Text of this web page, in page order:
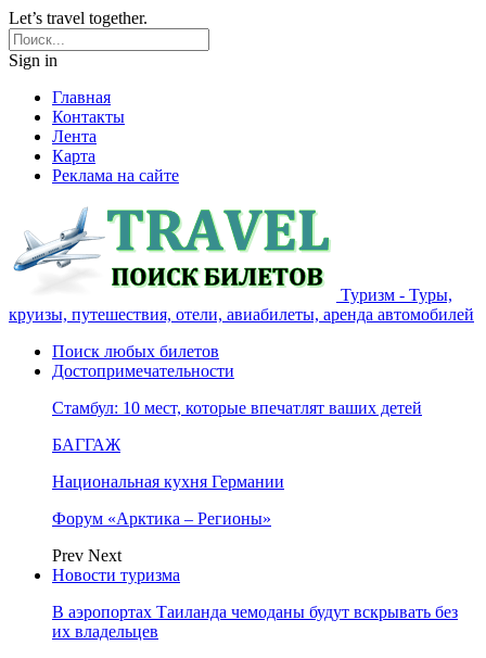
Let’s travel together.
Sign in
Главная
Контакты
Лента
Карта
Реклама на сайте
Туризм - Туры,
круизы, путешествия, отели, авиабилеты, аренда автомобилей
Поиск любых билетов
Достопримечательности
Стамбул: 10 мест, которые впечатлят ваших детей
БАГГАЖ
Национальная кухня Германии
Форум «Арктика – Регионы»
Prev Next
Новости туризма
В аэропортах Таиланда чемоданы будут вскрывать без
их владельцев